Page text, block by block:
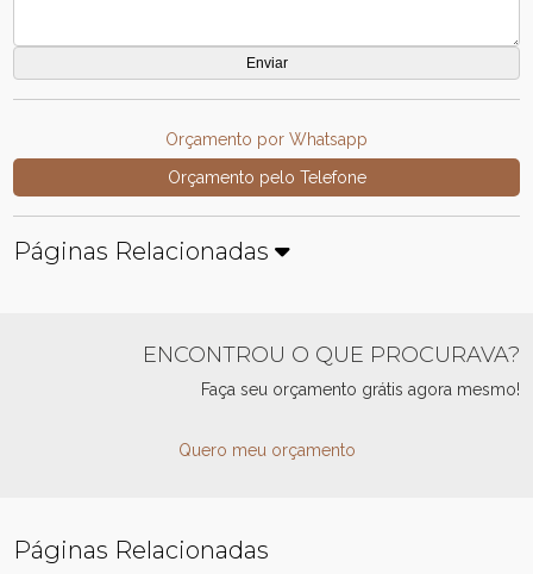
Orçamento por Whatsapp
Orçamento pelo Telefone
Páginas Relacionadas
ENCONTROU O QUE PROCURAVA?
Faça seu orçamento grátis agora mesmo!
Quero meu orçamento
Páginas Relacionadas